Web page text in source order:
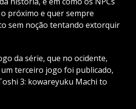
próximo e quer sempre
sem noção tentando extorquir
da série, que no ocidente,
terceiro jogo foi publicado,
3: kowareyuku Machi to